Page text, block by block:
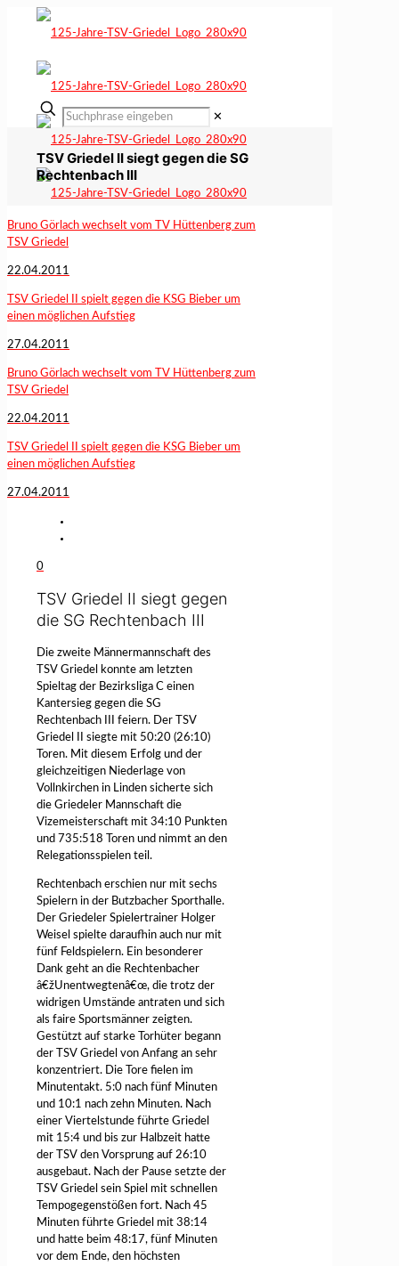
✕
TSV Griedel II siegt gegen die SG
Rechtenbach III
Bruno Görlach wechselt vom TV Hüttenberg zum
TSV Griedel
22.04.2011
TSV Griedel II spielt gegen die KSG Bieber um
einen möglichen Aufstieg
27.04.2011
Bruno Görlach wechselt vom TV Hüttenberg zum
TSV Griedel
22.04.2011
TSV Griedel II spielt gegen die KSG Bieber um
einen möglichen Aufstieg
27.04.2011
0
TSV Griedel II siegt gegen
die SG Rechtenbach III
Die zweite Männermannschaft des
TSV Griedel konnte am letzten
Spieltag der Bezirksliga C einen
Kantersieg gegen die SG
Rechtenbach III feiern. Der TSV
Griedel II siegte mit 50:20 (26:10)
Toren. Mit diesem Erfolg und der
gleichzeitigen Niederlage von
Vollnkirchen in Linden sicherte sich
die Griedeler Mannschaft die
Vizemeisterschaft mit 34:10 Punkten
und 735:518 Toren und nimmt an den
Relegationsspielen teil.
Rechtenbach erschien nur mit sechs
Spielern in der Butzbacher Sporthalle.
Der Griedeler Spielertrainer Holger
Weisel spielte daraufhin auch nur mit
fünf Feldspielern. Ein besonderer
Dank geht an die Rechtenbacher
â€žUnentwegtenâ€œ, die trotz der
widrigen Umstände antraten und sich
als faire Sportsmänner zeigten.
Gestützt auf starke Torhüter begann
der TSV Griedel von Anfang an sehr
konzentriert. Die Tore fielen im
Minutentakt. 5:0 nach fünf Minuten
und 10:1 nach zehn Minuten. Nach
einer Viertelstunde führte Griedel
mit 15:4 und bis zur Halbzeit hatte
der TSV den Vorsprung auf 26:10
ausgebaut. Nach der Pause setzte der
TSV Griedel sein Spiel mit schnellen
Tempogegenstößen fort. Nach 45
Minuten führte Griedel mit 38:14
und hatte beim 48:17, fünf Minuten
vor dem Ende, den höchsten